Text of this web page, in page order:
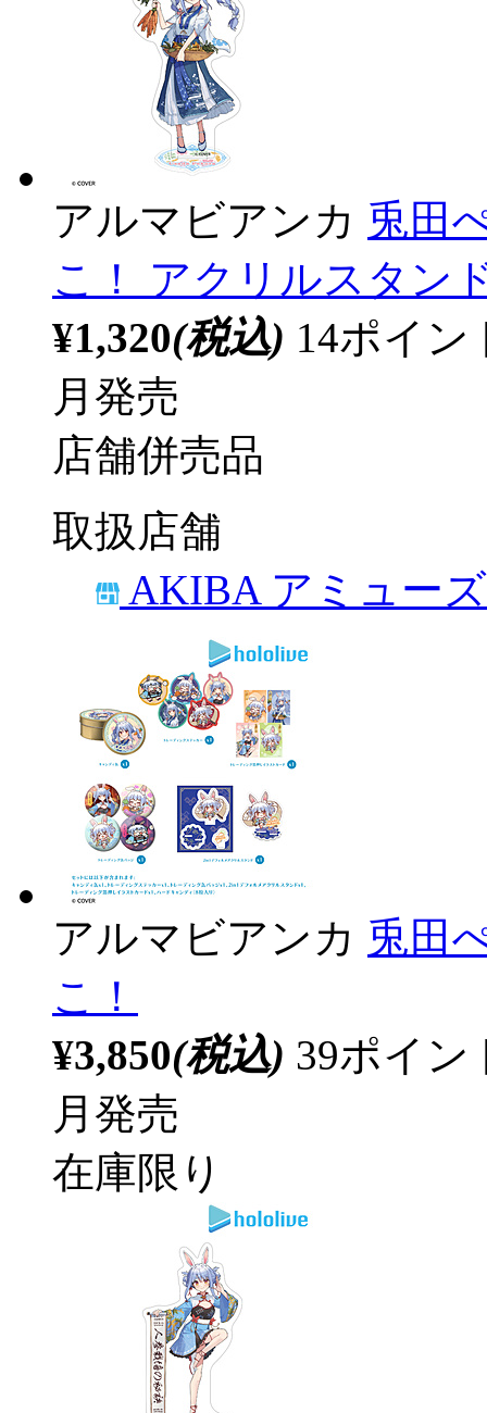
アルマビアンカ 兎田
こ！ アクリルスタン
¥1,320(税込) 14ポイ
月発売
店舗併売品
取扱店舗
AKIBA アミュー
アルマビアンカ 兎田
こ！
¥3,850(税込) 39ポイ
月発売
在庫限り